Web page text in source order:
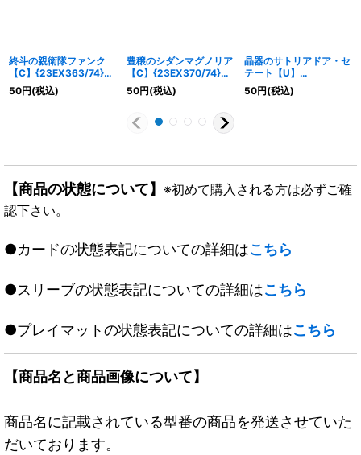
終斗の親衛隊ファンク
【C】{23EX363/74}
《闇》
50円(税込)
豊穣のシダンマグノリア
【C】{23EX370/74}
《自然》
50円(税込)
晶器のサトリアドア・セ
テート【U】
{23EX334/74}《光》
50円(税込)
【商品の状態について】 ※初めて購入される方は必ずご確
認下さい。
●カードの状態表記についての詳細はこちら
●スリーブの状態表記についての詳細はこちら
●プレイマットの状態表記についての詳細はこちら
【商品名と商品画像について】
商品名に記載されている型番の商品を発送させていた
だいております。